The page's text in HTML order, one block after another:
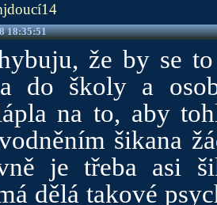
18:35:51
že by se
do školy a
na to, aby
šikana
je třeba asi
dělá takové